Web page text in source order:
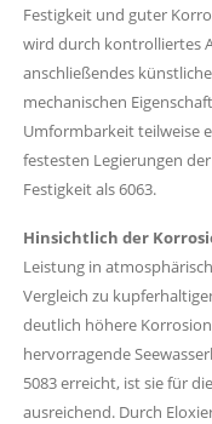
Festigkeit und guter
wird durch kontrolliertes
anschließendes
mechanischen
Umformbarkeit teilweise
festesten Legierungen
Festigkeit als 6063.
Hinsichtlich der
Leistung in
Vergleich zu
deutlich höhere
hervorragende
5083 erreicht, ist sie für
ausreichend. Durch